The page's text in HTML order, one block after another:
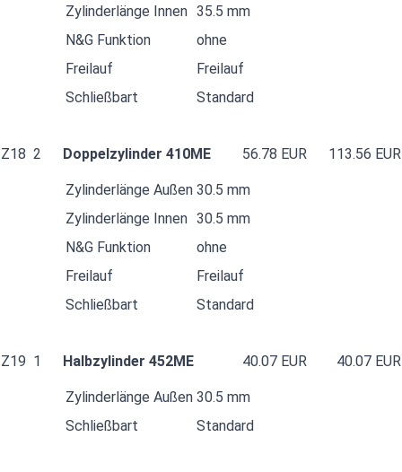
Zylinderlänge Innen 35.5 mm
N&G Funktion
ohne
Freilauf
Freilauf
Schließbart
Standard
Z18 2 Doppelzylinder 410ME 56.78 EUR 113.56 EUR
Zylinderlänge Außen 30.5 mm
Zylinderlänge Innen 30.5 mm
N&G Funktion
ohne
Freilauf
Freilauf
Schließbart
Standard
Z19 1 Halbzylinder 452ME 40.07 EUR 40.07 EUR
Zylinderlänge Außen 30.5 mm
Schließbart
Standard